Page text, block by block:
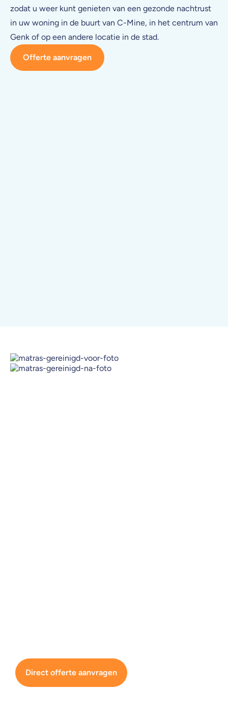
zodat u weer kunt genieten van een gezonde nachtrust
in uw woning in de buurt van C-Mine, in het centrum van
Genk of op een andere locatie in de stad.
Offerte aanvragen
Direct offerte aanvragen